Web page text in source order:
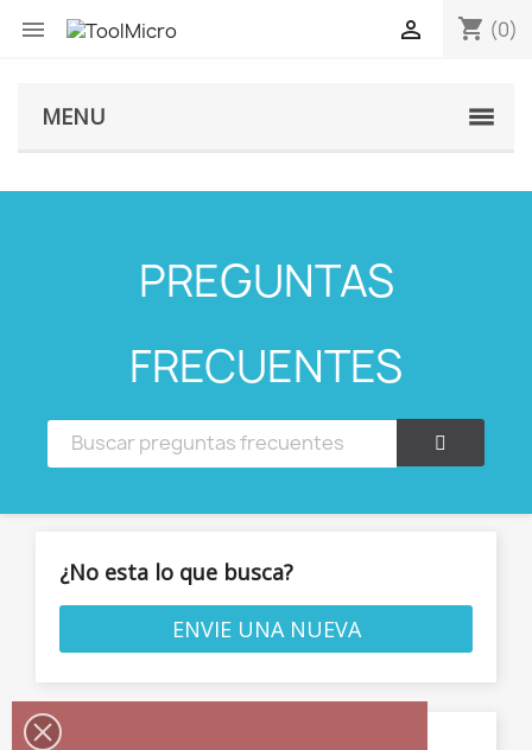
 shopping_cart (0)

MENU
PREGUNTAS
FRECUENTES
¿No esta lo que busca?
ENVIE UNA NUEVA